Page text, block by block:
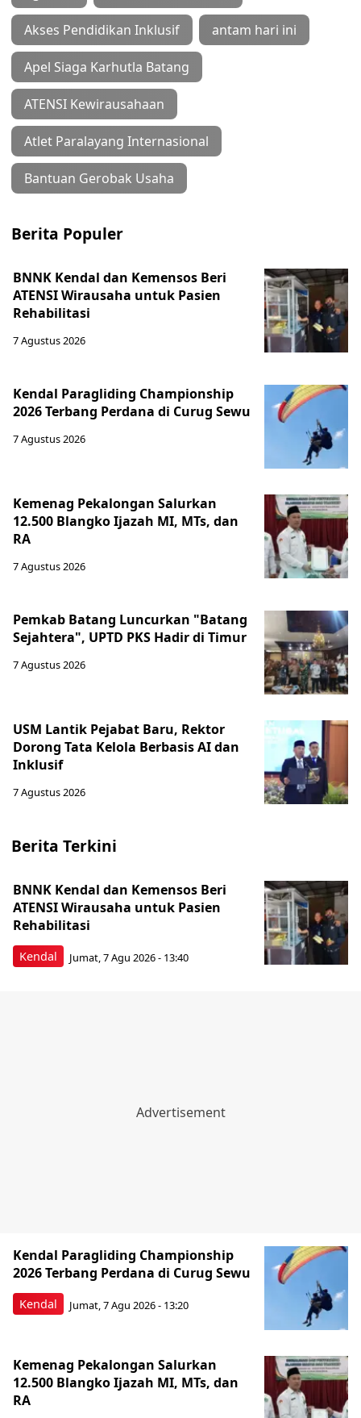
Akses Pendidikan Inklusif antam hari ini
Apel Siaga Karhutla Batang
ATENSI Kewirausahaan
Atlet Paralayang Internasional
Bantuan Gerobak Usaha
Berita Populer
BNNK Kendal dan Kemensos Beri
ATENSI Wirausaha untuk Pasien
Rehabilitasi
7 Agustus 2026
Kendal Paragliding Championship
2026 Terbang Perdana di Curug Sewu
7 Agustus 2026
Kemenag Pekalongan Salurkan
12.500 Blangko Ijazah MI, MTs, dan
RA
7 Agustus 2026
Pemkab Batang Luncurkan "Batang
Sejahtera", UPTD PKS Hadir di Timur
7 Agustus 2026
USM Lantik Pejabat Baru, Rektor
Dorong Tata Kelola Berbasis AI dan
Inklusif
7 Agustus 2026
Berita Terkini
Kendal
BNNK Kendal dan Kemensos Beri
ATENSI Wirausaha untuk Pasien
Rehabilitasi
Jumat, 7 Agu 2026 - 13:40
Kendal
Kendal Paragliding Championship
2026 Terbang Perdana di Curug Sewu
Jumat, 7 Agu 2026 - 13:20
Kemenag Pekalongan Salurkan
12.500 Blangko Ijazah MI, MTs, dan
RA